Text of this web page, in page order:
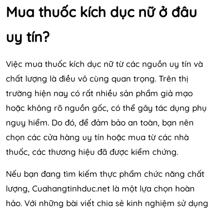
Mua thuốc kích dục nữ ở đâu
uy tín?
Việc mua thuốc kích dục nữ từ các nguồn uy tín và
chất lượng là điều vô cùng quan trọng. Trên thị
trường hiện nay có rất nhiều sản phẩm giả mạo
hoặc không rõ nguồn gốc, có thể gây tác dụng phụ
nguy hiểm. Do đó, để đảm bảo an toàn, bạn nên
chọn các cửa hàng uy tín hoặc mua từ các nhà
thuốc, các thương hiệu đã được kiểm chứng.
Nếu bạn đang tìm kiếm thực phẩm chức năng chất
lượng, Cuahangtinhduc.net là một lựa chọn hoàn
hảo. Với những bài viết chia sẻ kinh nghiệm sử dụng